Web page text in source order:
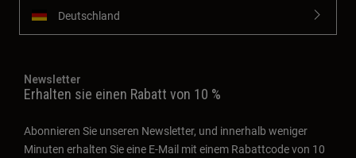
Deutschland
Newsletter
Erhalten sie einen Rabatt von 10 %
Abonnieren Sie unseren Newsletter, und innerhalb weniger
Minuten erhalten Sie eine E-Mail mit einem Rabattcode von 10